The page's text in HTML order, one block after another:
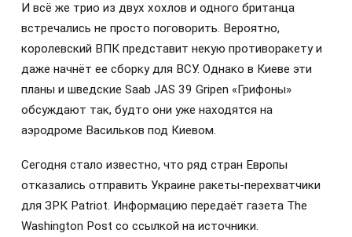
И всё же трио из двух хохлов и одного британца
встречались не просто поговорить. Вероятно,
королевский ВПК представит некую противоракету и
даже начнёт ее сборку для ВСУ. Однако в Киеве эти
планы и шведские Saab JAS 39 Gripen «Грифоны»
обсуждают так, будто они уже находятся на
аэродроме Васильков под Киевом.
Сегодня стало известно, что ряд стран Европы
отказались отправить Украине ракеты-перехватчики
для ЗРК Patriot. Информацию передаёт газета The
Washington Post со ссылкой на источники.